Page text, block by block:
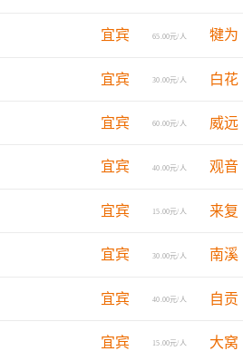
宜宾 65.00元/人 犍为
宜宾 30.00元/人 白花
宜宾 60.00元/人 威远
宜宾 40.00元/人 观音
宜宾 15.00元/人 来复
宜宾 30.00元/人 南溪
宜宾 40.00元/人 自贡
宜宾 15.00元/人 大窝